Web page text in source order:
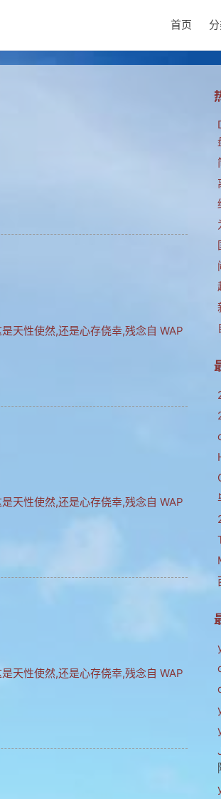
首页
天性使然,还是心存侥幸,残念自 WAP
天性使然,还是心存侥幸,残念自 WAP
天性使然,还是心存侥幸,残念自 WAP